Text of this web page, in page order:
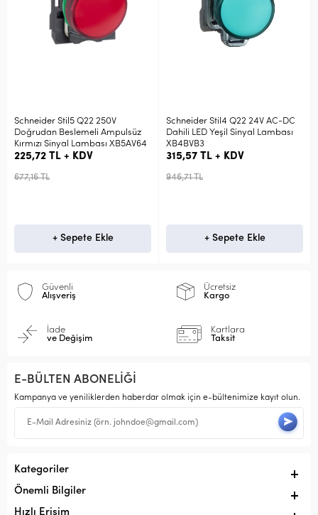
Schneider Stil5 Q22 250V
Doğrudan Beslemeli Ampulsüz
Kırmızı Sinyal Lambası XB5AV64
225,72 TL + KDV
677,16 TL
+ Sepete Ekle
Schneider Stil4 Q22 24V AC-DC
Dahili LED Yeşil Sinyal Lambası
XB4BVB3
315,57 TL + KDV
946,71 TL
+ Sepete Ekle
Güvenli
Alışveriş
Ücretsiz
Kargo
İade
ve Değişim
Kartlara
Taksit
E-BÜLTEN ABONELİĞİ
Kampanya ve yeniliklerden haberdar olmak için e-bültenimize kayıt olun.
Kategoriler
Önemli Bilgiler
Hızlı Erişim